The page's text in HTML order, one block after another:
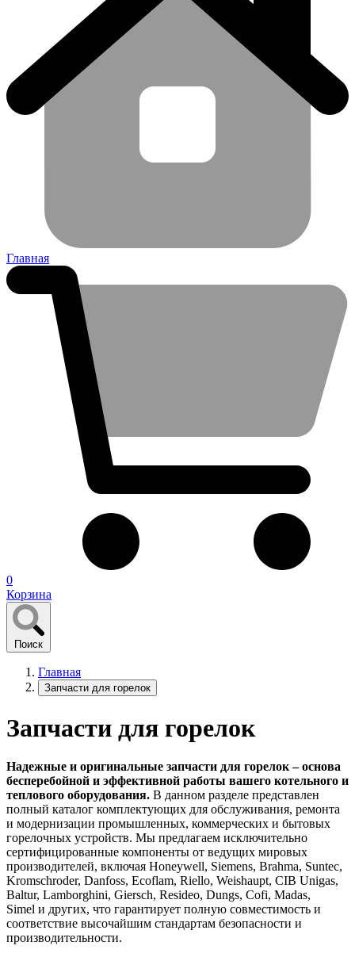
Главная
0
Корзина
Поиск
Главная
Запчасти для горелок
Запчасти для горелок
Надежные и оригинальные запчасти для горелок – основа
бесперебойной и эффективной работы вашего котельного и
теплового оборудования. В данном разделе представлен
полный каталог комплектующих для обслуживания, ремонта
и модернизации промышленных, коммерческих и бытовых
горелочных устройств. Мы предлагаем исключительно
сертифицированные компоненты от ведущих мировых
производителей, включая Honeywell, Siemens, Brahma, Suntec,
Kromschroder, Danfoss, Ecoflam, Riello, Weishaupt, CIB Unigas,
Baltur, Lamborghini, Giersch, Resideo, Dungs, Cofi, Madas,
Simel и других, что гарантирует полную совместимость и
соответствие высочайшим стандартам безопасности и
производительности.